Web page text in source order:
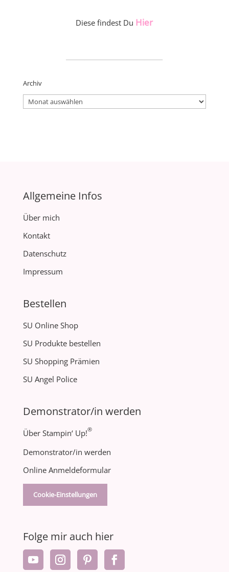
Diese findest Du Hier
Archiv
Archiv
Allgemeine Infos
Über mich
Kontakt
Datenschutz
Impressum
Bestellen
SU Online Shop
SU Produkte bestellen
SU Shopping Prämien
SU Angel Police
Demonstrator/in werden
Über Stampin‘ Up!®
Demonstrator/in werden
Online Anmeldeformular
Cookie-Einstellungen
Folge mir auch hier